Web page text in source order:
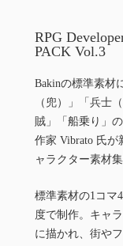
RPG
PACK Vol.3
Bakinの標準素材
（兜）」「兵士
賊」「船乗り」
作家 Vibrato 氏が
ャラクター素材集
標準素材の1コマ
度で制作。キャ
に描かれ、街や